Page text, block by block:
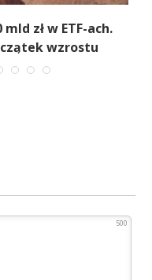
zł w ETF-ach.
wzrostu
500